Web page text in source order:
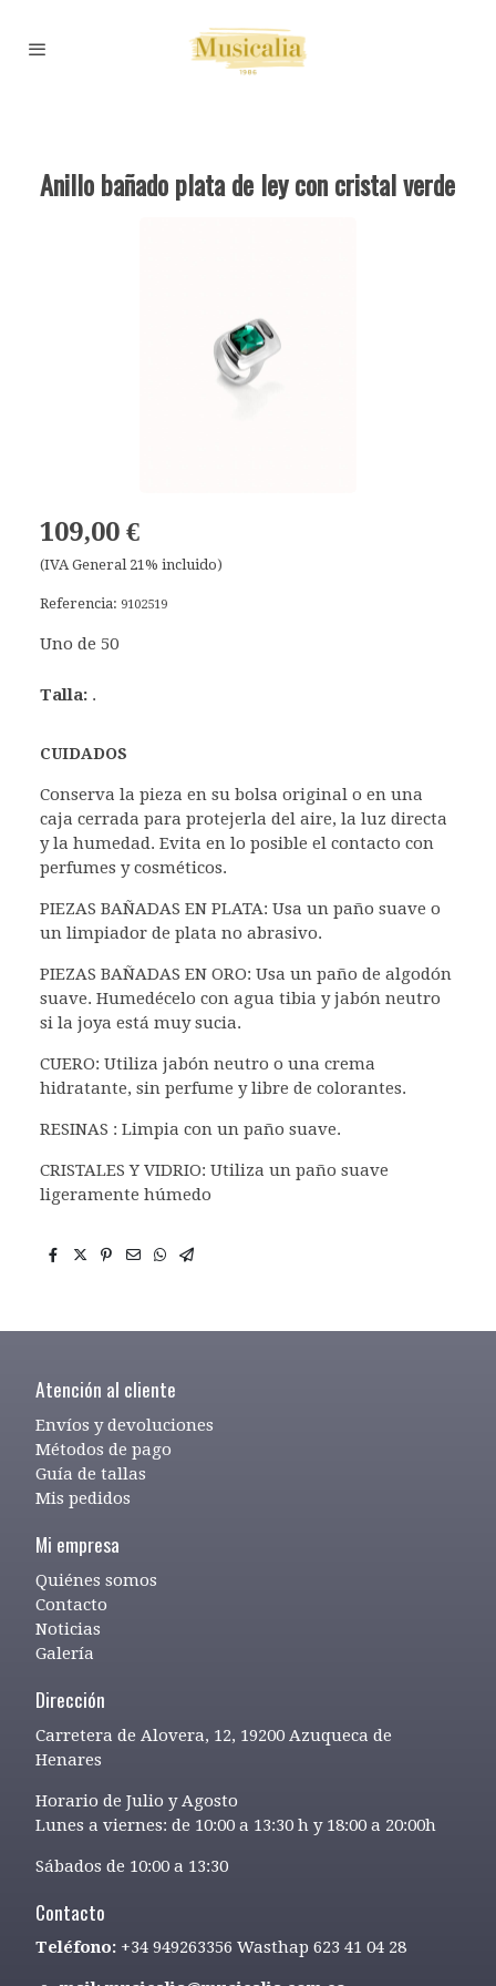
Anillo bañado plata de ley con cristal verde
109,00 €
(IVA General 21% incluido)
Referencia: 9102519
Uno de 50
Talla: .
CUIDADOS
Conserva la pieza en su bolsa original o en una
caja cerrada para protejerla del aire, la luz directa
y la humedad. Evita en lo posible el contacto con
perfumes y cosméticos.
PIEZAS BAÑADAS EN PLATA: Usa un paño suave o
un limpiador de plata no abrasivo.
PIEZAS BAÑADAS EN ORO: Usa un paño de algodón
suave. Humedécelo con agua tibia y jabón neutro
si la joya está muy sucia.
CUERO: Utiliza jabón neutro o una crema
hidratante, sin perfume y libre de colorantes.
RESINAS : Limpia con un paño suave.
CRISTALES Y VIDRIO: Utiliza un paño suave
ligeramente húmedo
Atención al cliente
Envíos y devoluciones
Métodos de pago
Guía de tallas
Mis pedidos
Mi empresa
Quiénes somos
Contacto
Noticias
Galería
Dirección
Carretera de Alovera, 12, 19200 Azuqueca de
Henares
Horario de Julio y Agosto
Lunes a viernes: de 10:00 a 13:30 h y 18:00 a 20:00h
Sábados de 10:00 a 13:30
Contacto
Teléfono: +34 949263356 Wasthap 623 41 04 28